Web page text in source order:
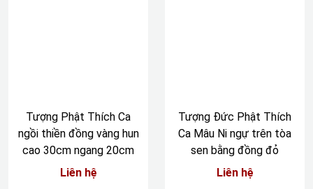
Tượng Phật Thích Ca
ngồi thiền đồng vàng hun
cao 30cm ngang 20cm
Liên hệ
Tượng Đức Phật Thích
Ca Mâu Ni ngự trên tòa
sen bằng đồng đỏ
Liên hệ